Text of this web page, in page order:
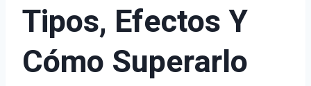
Tipos, Efectos Y
Cómo Superarlo